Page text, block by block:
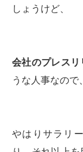
しょうけど、
会社のプレスリ
うな人事なので、
やはりサラリ